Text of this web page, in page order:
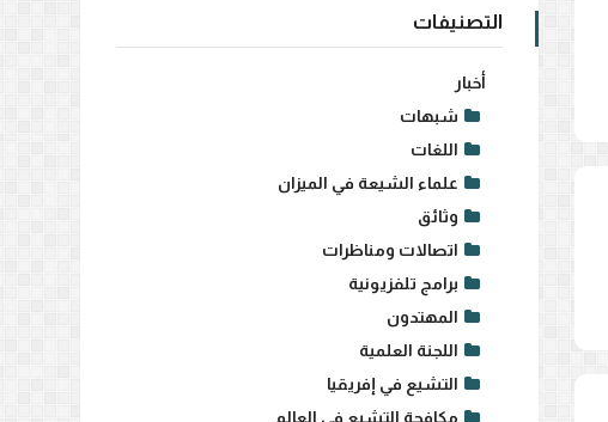
التصنيفات
أخبار
شبهات
اللغات
علماء الشيعة في الميزان
وثائق
اتصالات ومناظرات
برامج تلفزيونية
المهتدون
اللجنة العلمية
التشيع في إفريقيا
مكافحة التشيع في العالم